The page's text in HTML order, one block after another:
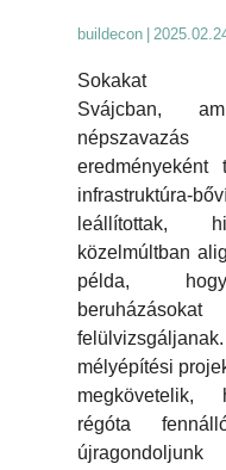
buildecon
Sokakat
Svájcban,
népszavazás
eredményeként
infrastruktúra-
leállítottak,
közelmúltban
példa,
beruházásokat
mélyépítési
régóta